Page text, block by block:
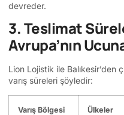
devreder.
3. Teslimat
Avrupa’nın
Lion Lojistik ile Balıkesir’den
varış süreleri şöyledir:
Varış Bölgesi Ülkeler